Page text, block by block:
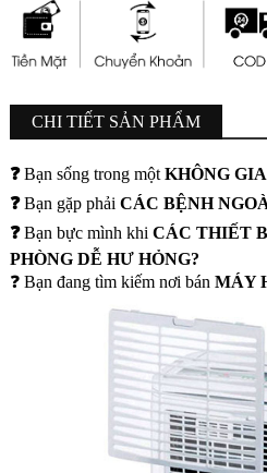
CHI TIẾT SẢN PHẨM
❓Bạn sống trong một KHÔNG
❓Bạn gặp phải CÁC BỆNH
❓Bạn bực mình khi CÁC THIẾT
PHÒNG DỄ HƯ HỎNG?
❓ Bạn đang tìm kiếm nơi bán MÁY